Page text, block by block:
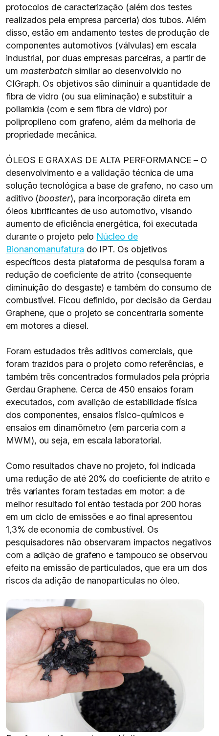
protocolos de caracterização (além dos testes
realizados pela empresa parceria) dos tubos. Além
disso, estão em andamento testes de produção de
componentes automotivos (válvulas) em escala
industrial, por duas empresas parceiras, a partir de
um masterbatch similar ao desenvolvido no
CIGraph. Os objetivos são diminuir a quantidade de
fibra de vidro (ou sua eliminação) e substituir a
poliamida (com e sem fibra de vidro) por
polipropileno com grafeno, além da melhoria de
propriedade mecânica.
ÓLEOS E GRAXAS DE ALTA PERFORMANCE – O
desenvolvimento e a validação técnica de uma
solução tecnológica a base de grafeno, no caso um
aditivo (booster), para incorporação direta em
óleos lubrificantes de uso automotivo, visando
aumento de eficiência energética, foi executada
durante o projeto pelo Núcleo de
Bionanomanufatura do IPT. Os objetivos
específicos desta plataforma de pesquisa foram a
redução de coeficiente de atrito (consequente
diminuição do desgaste) e também do consumo de
combustível. Ficou definido, por decisão da Gerdau
Graphene, que o projeto se concentraria somente
em motores a diesel.
Foram estudados três aditivos comerciais, que
foram trazidos para o projeto como referências, e
também três concentrados formulados pela própria
Gerdau Graphene. Cerca de 450 ensaios foram
executados, com avalição de estabilidade física
dos componentes, ensaios físico-químicos e
ensaios em dinamômetro (em parceria com a
MWM), ou seja, em escala laboratorial.
Como resultados chave no projeto, foi indicada
uma redução de até 20% do coeficiente de atrito e
três variantes foram testadas em motor: a de
melhor resultado foi então testada por 200 horas
em um ciclo de emissões e ao final apresentou
1,3% de economia de combustível. Os
pesquisadores não observaram impactos negativos
com a adição de grafeno e tampouco se observou
efeito na emissão de particulados, que era um dos
riscos da adição de nanopartículas no óleo.